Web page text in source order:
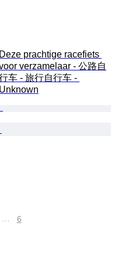
Deze prachtige racefiets
verzamelaar - 公路自
车 - 旅行自行车 -
Unknown
… 6